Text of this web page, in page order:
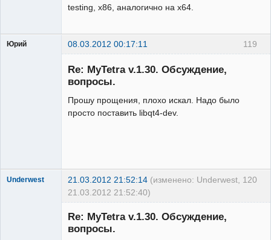
testing, x86, аналогично на x64.
119
Юрий 08.03.2012 00:17:11
Re: MyTetra v.1.30. Обсуждение,
вопросы.
Прошу прощения, плохо искал. Надо было
просто поставить libqt4-dev.
120
Underwest 21.03.2012 21:52:14 (изменено: Underwest,
21.03.2012 21:52:40)
Re: MyTetra v.1.30. Обсуждение,
вопросы.